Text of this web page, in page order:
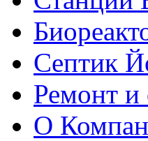
Септик
Ремонт и
О